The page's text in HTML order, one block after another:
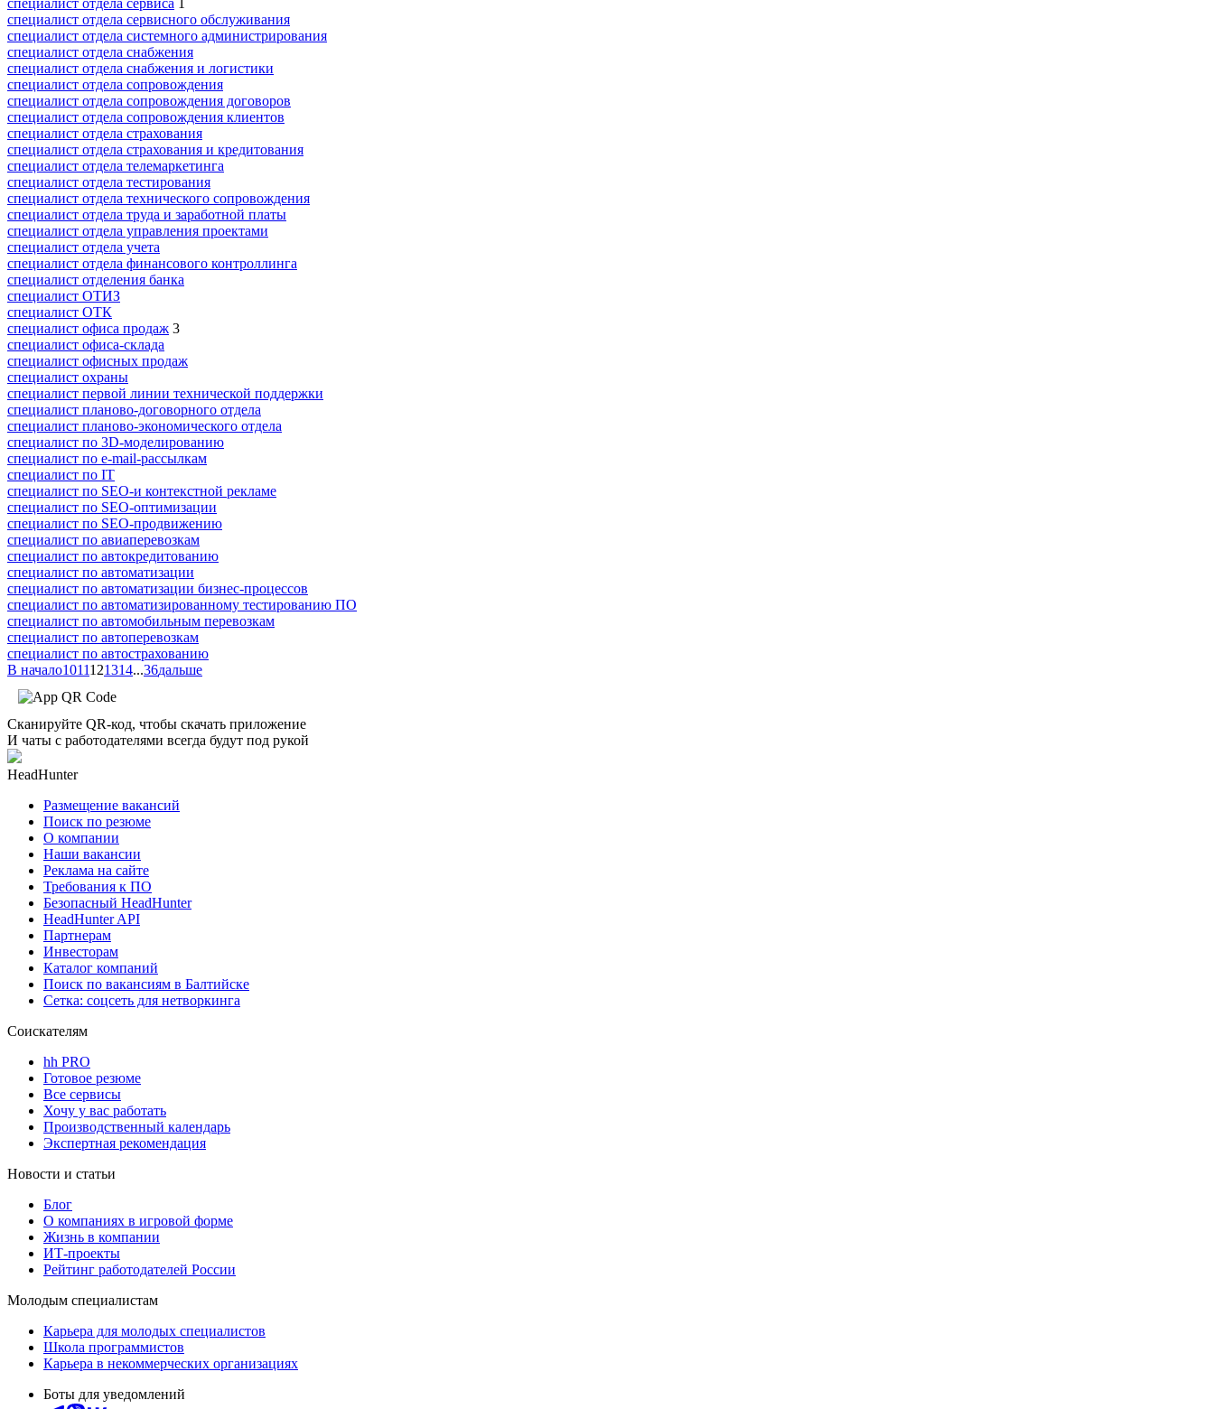
специалист отдела сервисного обслуживания
специалист отдела системного администрирования
специалист отдела снабжения
специалист отдела снабжения и логистики
специалист отдела сопровождения
специалист отдела сопровождения договоров
специалист отдела сопровождения клиентов
специалист отдела страхования
специалист отдела страхования и кредитования
специалист отдела телемаркетинга
специалист отдела тестирования
специалист отдела технического сопровождения
специалист отдела труда и заработной платы
специалист отдела управления проектами
специалист отдела учета
специалист отдела финансового контроллинга
специалист отделения банка
специалист ОТИЗ
специалист ОТК
специалист офиса продаж 3
специалист офиса-склада
специалист офисных продаж
специалист охраны
специалист первой линии технической поддержки
специалист планово-договорного отдела
специалист планово-экономического отдела
специалист по 3D-моделированию
специалист по e-mail-рассылкам
специалист по IT
специалист по SEO-и контекстной рекламе
специалист по SEO-оптимизации
специалист по SEO-продвижению
специалист по авиаперевозкам
специалист по автокредитованию
специалист по автоматизации
специалист по автоматизации бизнес-процессов
специалист по автоматизированному тестированию ПО
специалист по автомобильным перевозкам
специалист по автоперевозкам
специалист по автострахованию
В начало1011121314...36дальше
Сканируйте QR-код, чтобы скачать приложение
И чаты с работодателями всегда будут под рукой
HeadHunter
Размещение вакансий
Поиск по резюме
О компании
Наши вакансии
Реклама на сайте
Требования к ПО
Безопасный HeadHunter
HeadHunter API
Партнерам
Инвесторам
Каталог компаний
Поиск по вакансиям в Балтийске
Сетка: соцсеть для нетворкинга
Соискателям
hh PRO
Готовое резюме
Все сервисы
Хочу у вас работать
Производственный календарь
Экспертная рекомендация
Новости и статьи
Блог
О компаниях в игровой форме
Жизнь в компании
ИТ-проекты
Рейтинг работодателей России
Молодым специалистам
Карьера для молодых специалистов
Школа программистов
Карьера в некоммерческих организациях
Боты для уведомлений